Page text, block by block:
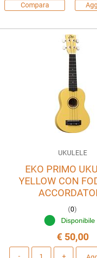
Compara
UKULELE
EKO PRIMO
YELLOW CON
(0)
Disponibile
€ 50,00